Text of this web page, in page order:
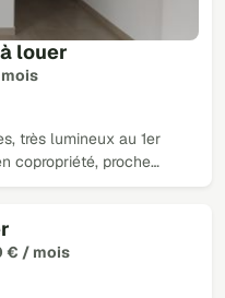
louer
très lumineux au 1er
copropriété, proche…
€ / mois